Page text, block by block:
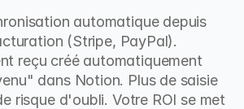
automatique depuis
(Stripe, PayPal).
reçu créé automatiquement
dans Notion. Plus de saisie
risque d'oubli. Votre ROI se met